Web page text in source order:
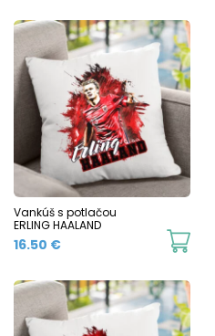
Vankúš s potlačou
ERLING HAALAND
16.50 €